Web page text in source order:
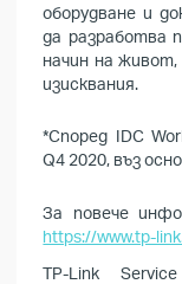
оборудване и
да разработва
начин на
изисквания.
*Според IDC
Q4 2020, въз
За повече
https://www.tp-
TP-Link